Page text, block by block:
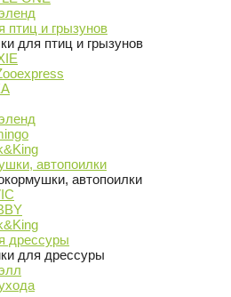
птиц и грызунов
для птиц и грызунов
автопоилки
автопоилки
дрессуры
для дрессуры